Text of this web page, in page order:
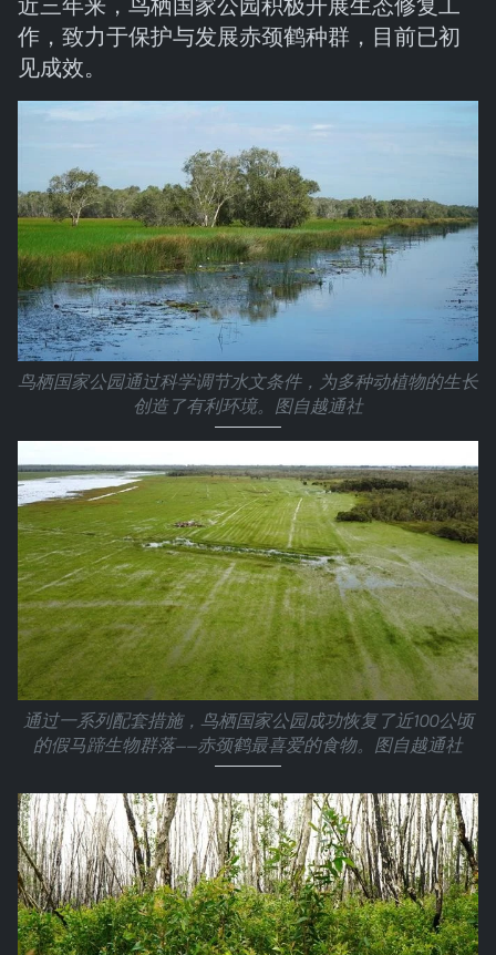
作，致力于保护与发展赤颈鹤种群，目前已初
见成效。
鸟栖国家公园通过科学调节水文条件，为多种动植物的生长
创造了有利环境。图自越通社
通过一系列配套措施，鸟栖国家公园成功恢复了近100公顷
的假马蹄生物群落——赤颈鹤最喜爱的食物。图自越通社